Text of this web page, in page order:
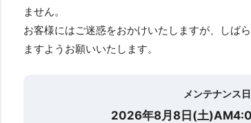
ません。
お客様にはご迷惑をおかけいたしますが、しば
ますようお願いいたします。
メンテナンス
2026年8月8日(土